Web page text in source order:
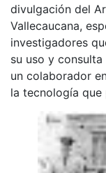
divulgación del
Vallecaucana,
investigadores
su uso y
un colaborador
la tecnología que